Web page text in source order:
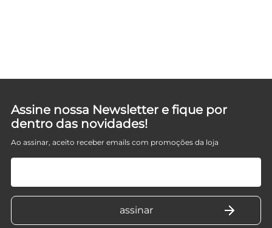
Assine nossa Newsletter e fique por
dentro das novidades!
Ao assinar, aceito receber emails com promoções da loja